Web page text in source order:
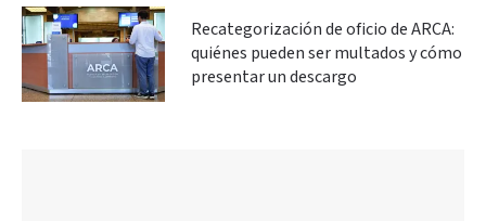
Recategorización de oficio de ARCA:
quiénes pueden ser multados y cómo
presentar un descargo